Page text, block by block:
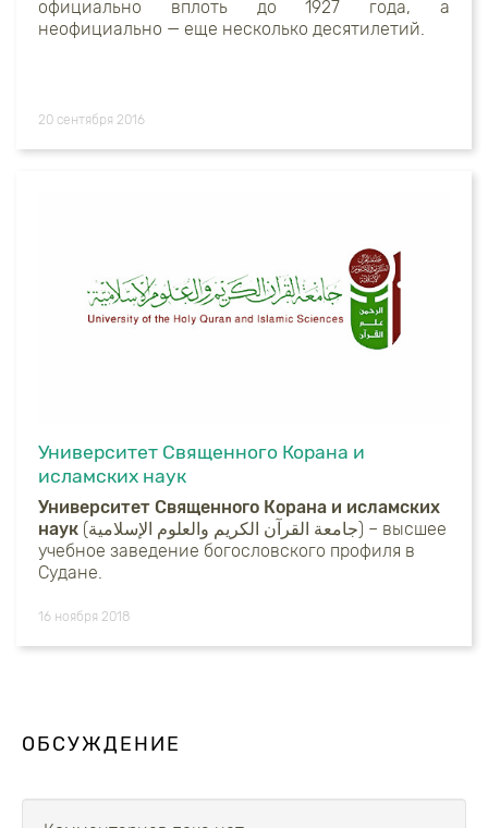
официально вплоть до 1927 года, а
неофициально — еще несколько десятилетий.
20 сентября 2016
Университет Священного Корана и
исламских наук
Университет Священного Корана и исламских
наук (جامعة القرآن الكريم والعلوم الإسلامية) – высшее
учебное заведение богословского профиля в
Судане.
16 ноября 2018
ОБСУЖДЕНИЕ